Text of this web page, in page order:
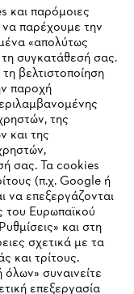
#STIHL
και παρόμοιες
παρέχουμε την
«απολύτως
συγκατάθεσή σας.
βελτιστοποίηση
παροχή
της
και της
σας. Τα cookies
(π.χ. Google ή
να επεξεργάζονται
του Ευρωπαϊκού
και στη
σχετικά με τα
και τρίτους.
συναινείτε
επεξεργασία